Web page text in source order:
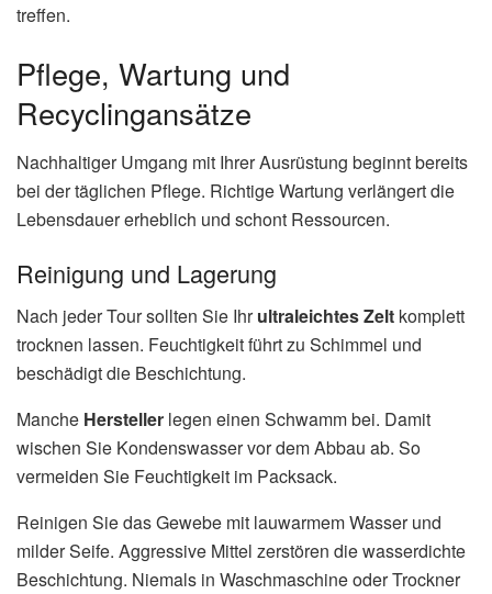
treffen.
Pflege, Wartung und
Recyclingansätze
Nachhaltiger Umgang mit Ihrer Ausrüstung beginnt bereits
bei der täglichen Pflege. Richtige Wartung verlängert die
Lebensdauer erheblich und schont Ressourcen.
Reinigung und Lagerung
Nach jeder Tour sollten Sie Ihrultraleichtes Zelt komplett
trocknen lassen. Feuchtigkeit führt zu Schimmel und
beschädigt die Beschichtung.
Manche Hersteller legen einen Schwamm bei. Damit
wischen Sie Kondenswasser vor dem Abbau ab. So
vermeiden Sie Feuchtigkeit im Packsack.
Reinigen Sie das Gewebe mit lauwarmem Wasser und
milder Seife. Aggressive Mittel zerstören die wasserdichte
Beschichtung. Niemals in Waschmaschine oder Trockner